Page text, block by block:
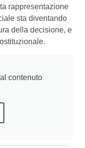
rappresentazione
sta diventando
della decisione, e
contenuto